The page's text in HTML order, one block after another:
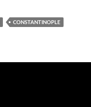
CONSTANTINOPLE